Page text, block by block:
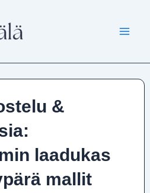
&
laadukas
mallit